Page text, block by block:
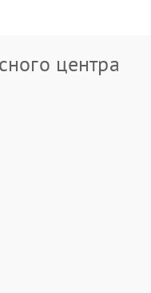
центра